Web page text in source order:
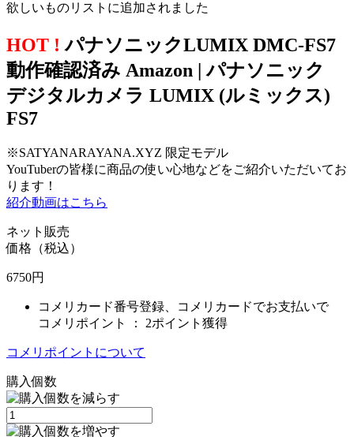
欲しいものリストに追加されました
HOT ! パナソニックLUMIX DMC-FS7
動作確認済み Amazon | パナソニック
デジタルカメラ LUMIX (ルミックス)
FS7
※SATYANARAYANA.XYZ 限定モデル
YouTuberの皆様に商品の使い心地などをご紹介いただいてお
ります！
紹介動画はこちら
ネット販売
価格（税込）
6750円
コメリカード番号登録、コメリカードでお支払いで
コメリポイント ： 2ポイント獲得
コメリポイントについて
購入個数